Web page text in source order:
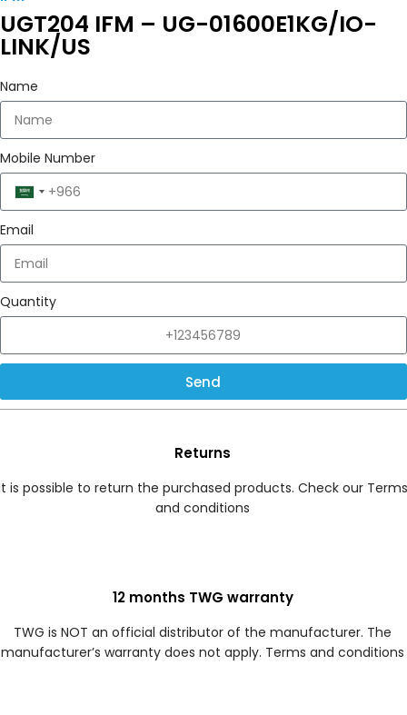
UGT204 IFM – UG-01600E1KG/IO-
LINK/US
Name
Mobile Number
Saudi
Arabia
+966
Email
Quantity
Send
Returns
is possible to return the purchased products. Check our Terms
and conditions
12 months TWG warranty
TWG is NOT an official distributor of the manufacturer. The
manufacturer’s warranty does not apply. Terms and conditions